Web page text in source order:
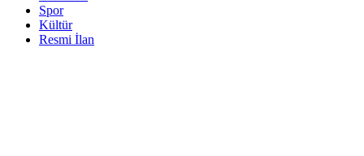
Spor
Kültür
Resmi İlan